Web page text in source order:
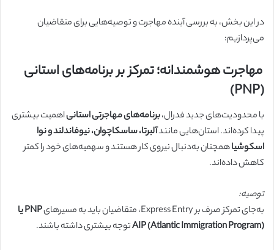
در این بخش، به بررسی آینده مهاجرت و توصیه‌هایی برای متقاضیان
می‌پردازیم:
مهاجرت هوشمندانه؛ تمرکز بر برنامه‌های استانی
(PNP)
با محدودیت‌های جدید فدرال،برنامه‌های مهاجرتی استانیاهمیت بیشتری
پیدا کرده‌اند. استان‌هایی مانندآلبرتا، ساسکاچوان، نیوفاندلند و نوا
اسکوشیاهمچنان به‌دنبال نیروی کار هستند و سهمیه‌های خود را کمتر
کاهش داده‌اند.
توصیه:
به‌جای تمرکز صرف بر Express Entry، متقاضیان باید به مسیرهای
PNP یا
AIP (Atlantic Immigration Program)توجه بیشتری داشته باشند.